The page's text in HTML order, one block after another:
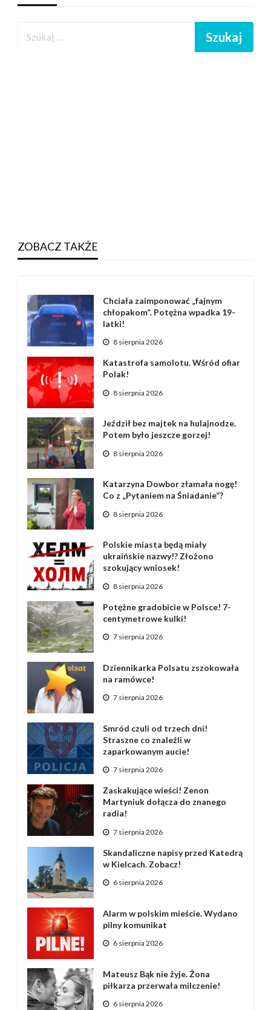
ZOBACZ TAKŻE
Chciała zaimponować „fajnym
chłopakom”. Potężna wpadka 19-
latki!
8 sierpnia 2026
Katastrofa samolotu. Wśród ofiar
Polak!
8 sierpnia 2026
Jeździł bez majtek na hulajnodze.
Potem było jeszcze gorzej!
8 sierpnia 2026
Katarzyna Dowbor złamała nogę!
Co z „Pytaniem na Śniadanie”?
8 sierpnia 2026
Polskie miasta będą miały
ukraińskie nazwy!? Złożono
szokujący wniosek!
8 sierpnia 2026
Potężne gradobicie w Polsce! 7-
centymetrowe kulki!
7 sierpnia 2026
Dziennikarka Polsatu zszokowała
na ramówce!
7 sierpnia 2026
Smród czuli od trzech dni!
Straszne co znaleźli w
zaparkowanym aucie!
7 sierpnia 2026
Zaskakujące wieści! Zenon
Martyniuk dołącza do znanego
radia!
7 sierpnia 2026
Skandaliczne napisy przed Katedrą
w Kielcach. Zobacz!
6 sierpnia 2026
Alarm w polskim mieście. Wydano
pilny komunikat
6 sierpnia 2026
Mateusz Bąk nie żyje. Żona
piłkarza przerwała milczenie!
6 sierpnia 2026